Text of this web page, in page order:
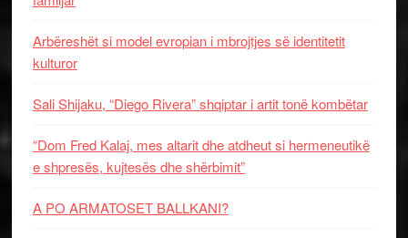
Arbëreshët si model evropian i mbrojtjes së identitetit
kulturor
Sali Shijaku, “Diego Rivera” shqiptar i artit tonë kombëtar
“Dom Fred Kalaj, mes altarit dhe atdheut si hermeneutikë
e shpresës, kujtesës dhe shërbimit”
A PO ARMATOSET BALLKANI?